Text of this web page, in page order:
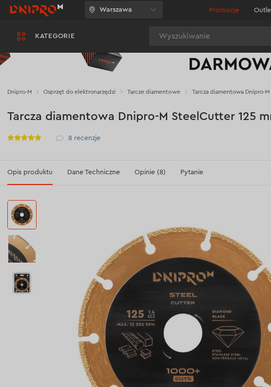
KATEGORIE
Warszawa Promocje
Dnipro-M Osprzęt do elektronarzędzi Tarcze diamentowe Tarcza diamentowa Dnipro-
Tarcza diamentowa Dnipro-M SteelCutter 125
Рейтинг 8 recenzje
Opis produktu Dane Techniczne Opinie (8) Pytanie